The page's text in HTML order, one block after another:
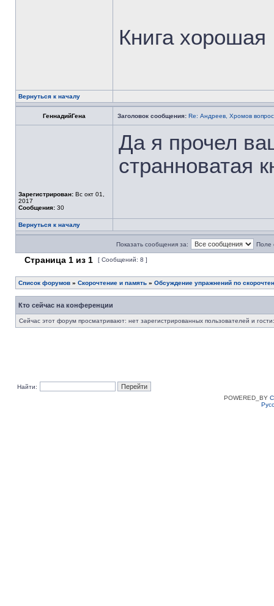
Книга хорошая
Вернуться к началу
ГеннадийГена Заголовок сообщения: Re: Андреев, Хромов
Зарегистрирован: Вс окт 01,
2017
Сообщения: 30
Да я прочел
странноватая
Вернуться к началу
Показать сообщения за: Поле
Страница 1 из 1 [ Сообщений: 8 ]
Список форумов » Скорочтение и память » Обсуждение упражнений по
Кто сейчас на конференции
Сейчас этот форум просматривают: нет зарегистрированных пользователей и
Найти:
POWERED_BY